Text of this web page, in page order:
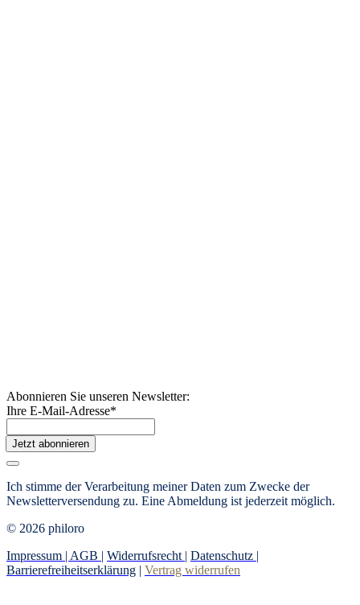
Abonnieren Sie unseren Newsletter:
Ihre E-Mail-Adresse*
Jetzt abonnieren
Ich stimme der Verarbeitung meiner Daten zum Zwecke der
Newsletterversendung zu. Eine Abmeldung ist jederzeit möglich.
© 2026 philoro
Impressum | AGB | Widerrufsrecht | Datenschutz |
Barrierefreiheitserklärung | Vertrag widerrufen